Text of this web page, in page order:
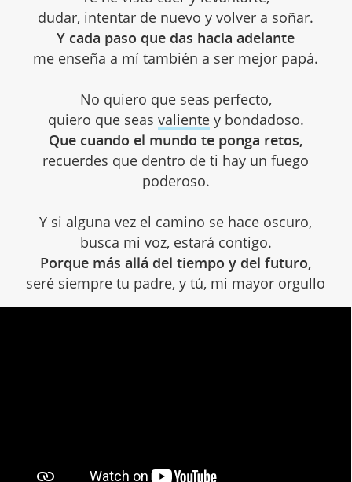
dudar, intentar de nuevo y volver a soñar.
Y cada paso que das hacia adelante
me enseña a mí también a ser mejor papá.
No quiero que seas perfecto,
quiero que seas valientey bondadoso.
Que cuando el mundo te ponga retos,
recuerdes que dentro de ti hay un fuego
poderoso.
Y si alguna vez el camino se hace oscuro,
busca mi voz, estará contigo.
Porque más allá del tiempo y del futuro,
seré siempre tu padre, y tú, mi mayor orgullo